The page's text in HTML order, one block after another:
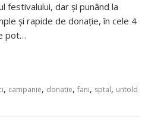
festivalului, dar și punând la
și rapide de donație, în cele 4
pot…
, campanie, donatie,fani, sptal, untold